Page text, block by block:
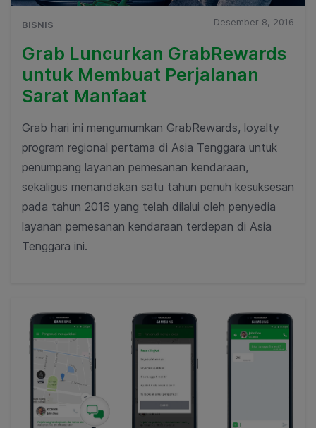
BISNIS Desember 8, 2016
Grab Luncurkan GrabRewards
untuk Membuat Perjalanan
Sarat Manfaat
Grab hari ini mengumumkan GrabRewards, loyalty
program regional pertama di Asia Tenggara untuk
penumpang layanan pemesanan kendaraan,
sekaligus menandakan satu tahun penuh kesuksesan
pada tahun 2016 yang telah dilalui oleh penyedia
layanan pemesanan kendaraan terdepan di Asia
Tenggara ini.